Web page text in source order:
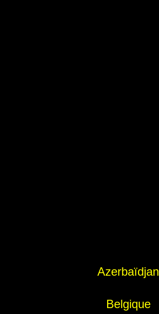
Azerbaïdjan
Belgique